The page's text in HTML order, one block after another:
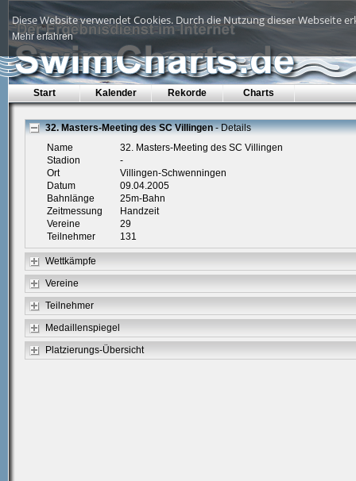
Diese Website verwendet Cookies. Durch die Nutzung dieser Webseite
Mehr erfahren
Start Kalender Rekorde Charts
32. Masters-Meeting des SC Villingen- Details
Name
32. Masters-Meeting des SC Villingen
Stadion
-
Ort
Villingen-Schwenningen
Datum
09.04.2005
Bahnlänge
25m-Bahn
Zeitmessung
Handzeit
Vereine
29
Teilnehmer
131
Wettkämpfe
Vereine
Teilnehmer
Medaillenspiegel
Platzierungs-Übersicht